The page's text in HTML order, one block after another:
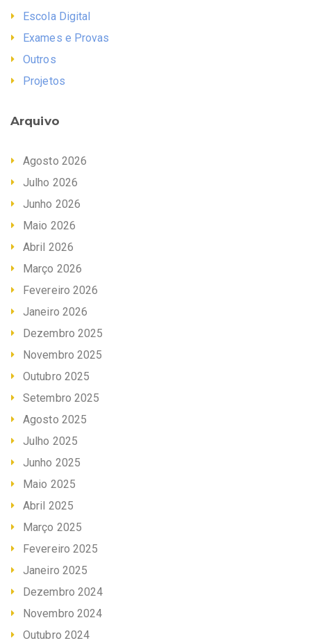
Escola Digital
Exames e Provas
Outros
Projetos
Arquivo
Agosto 2026
Julho 2026
Junho 2026
Maio 2026
Abril 2026
Março 2026
Fevereiro 2026
Janeiro 2026
Dezembro 2025
Novembro 2025
Outubro 2025
Setembro 2025
Agosto 2025
Julho 2025
Junho 2025
Maio 2025
Abril 2025
Março 2025
Fevereiro 2025
Janeiro 2025
Dezembro 2024
Novembro 2024
Outubro 2024